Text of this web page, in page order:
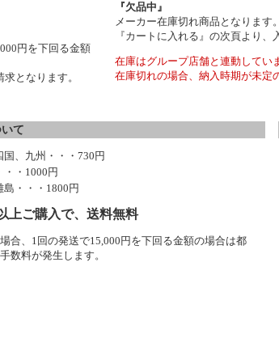
円を下回る金額
となります。
『欠品中』
メーカー在庫切れ商品となります
『カートに入れる』の次頁より、
在庫はグループ店舗と連動してい
在庫切れの場合、納入時期が未定
て
国、九州・・・730円
・・1000円
島・・・1800円
上ご購入で、送料無料
合、1回の発送で15,000円を下回る金額の場合は都
数料が発生します。